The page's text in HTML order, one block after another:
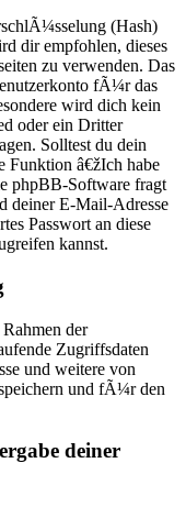
(Hash)
dir empfohlen, dieses
zu verwenden. Das
fÃ¼r das
wird dich kein
oder ein Dritter
Solltest du dein
Funktion â€žIch habe
phpBB-Software fragt
deiner E-Mail-Adresse
Passwort an diese
kannst.
der
Zugriffsdaten
und weitere von
und fÃ¼r den
deiner